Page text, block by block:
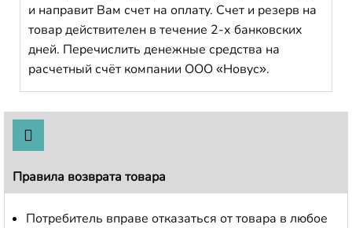
и направит Вам счет на оплату. Счет и резерв на
товар действителен в течение 2-х банковских
дней. Перечислить денежные средства на
расчетный счёт компании ООО «Новус».
Правила возврата товара
Потребитель вправе отказаться от товара в любое